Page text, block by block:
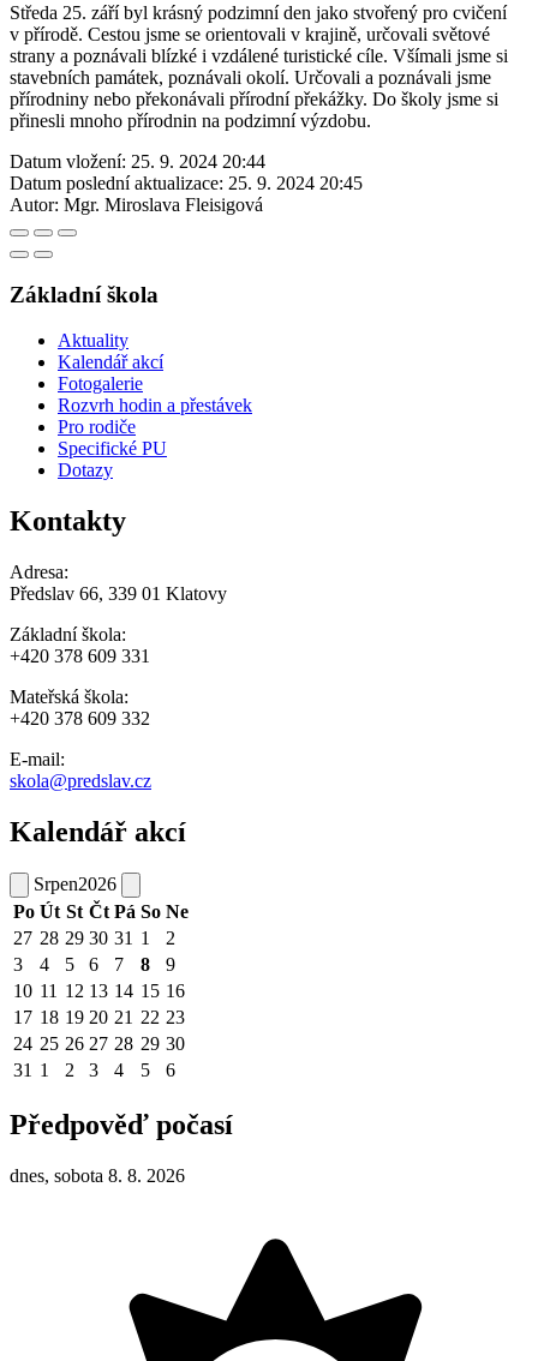
Středa 25. září byl krásný podzimní den jako stvořený pro cvičení
v přírodě. Cestou jsme se orientovali v krajině, určovali světové
strany a poznávali blízké i vzdálené turistické cíle. Všímali jsme si
stavebních památek, poznávali okolí. Určovali a poznávali jsme
přírodniny nebo překonávali přírodní překážky. Do školy jsme si
přinesli mnoho přírodnin na podzimní výzdobu.
Datum vložení: 25. 9. 2024 20:44
Datum poslední aktualizace: 25. 9. 2024 20:45
Autor: Mgr. Miroslava Fleisigová
Základní škola
Aktuality
Kalendář akcí
Fotogalerie
Rozvrh hodin a přestávek
Pro rodiče
Specifické PU
Dotazy
Kontakty
Adresa:
Předslav 66, 339 01 Klatovy
Základní škola:
+420 378 609 331
Mateřská škola:
+420 378 609 332
E-mail:
skola@predslav.cz
Kalendář akcí
Srpen2026
Po Út St Čt Pá So Ne
27 28 29 30 31 1
2
3
4 5 6 7 8
9
10 11 12 13 14 15 16
17 18 19 20 21 22 23
24 25 26 27 28 29 30
31 1 2 3 4 5 6
Předpověď počasí
dnes, sobota 8. 8. 2026